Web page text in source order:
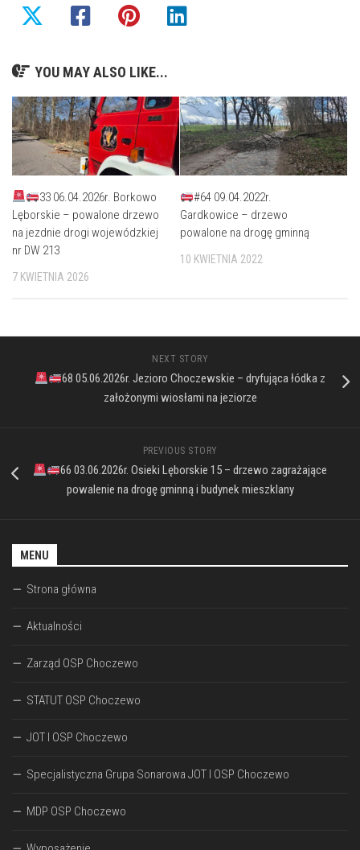
YOU MAY ALSO LIKE...
33 06.04.2026r. Borkowo
Lęborskie – powalone drzewo
na jezdnie drogi wojewódzkiej
nr DW 213
7 KWIETNIA 2026
#64 09.04.2022r.
Gardkowice – drzewo
powalone na drogę gminną
10 KWIETNIA 2022
NEXT STORY
68 05.06.2026r. Jezioro Choczewskie – dryfująca łódka z
założonymi wiosłami na jeziorze
PREVIOUS STORY
66 03.06.2026r. Osieki Lęborskie 15 – drzewo zagrażające
powalenie na drogę gminną i budynek mieszklany
MENU
Strona główna
Aktualności
Zarząd OSP Choczewo
STATUT OSP Choczewo
JOT I OSP Choczewo
Specjalistyczna Grupa Sonarowa JOT I OSP Choczewo
MDP OSP Choczewo